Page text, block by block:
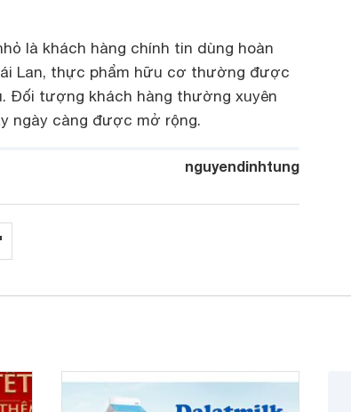
là khách hàng chính tin dùng hoàn
Lan, thực phẩm hữu cơ thường được
Đối tượng khách hàng thường xuyên
ngày càng được mở rộng.
nguyendinhtung